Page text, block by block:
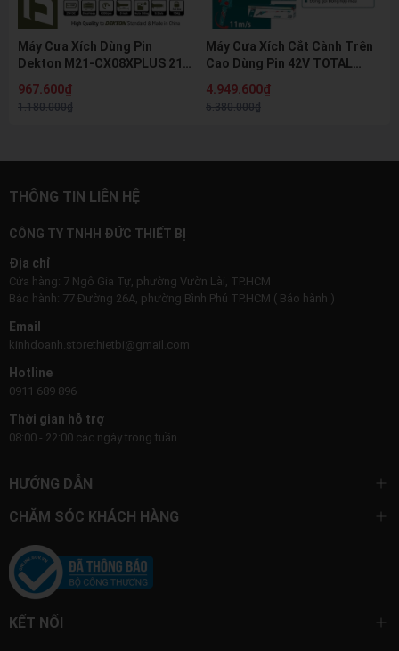
Máy Cưa Xích Dùng Pin
Dekton M21-CX08XPLUS 21V
Bơm Dầu Tự Động Cưa Cành
Cưa Gỗ
967.600₫
1.180.000₫
Máy Cưa Xích Cắt Cành Trên
Cao Dùng Pin 42V TOTAL
Không Chổi Than
(Brushless), Lam 8 inch
4.949.600₫
5.380.000₫
THÔNG TIN LIÊN HỆ
CÔNG TY TNHH ĐỨC THIẾT BỊ
Địa chỉ
Cửa hàng: 7 Ngô Gia Tự, phường Vườn Lài, TP.HCM
Bảo hành: 77 Đường 26A, phường Bình Phú TP.HCM ( Bảo hành )
Email
kinhdoanh.storethietbi@gmail.com
Hotline
0911 689 896
Thời gian hỗ trợ
08:00 - 22:00 các ngày trong tuần
HƯỚNG DẪN
CHĂM SÓC KHÁCH HÀNG
KẾT NỐI